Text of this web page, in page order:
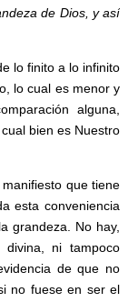
de Dios, y así
lo finito a lo infinito
lo cual es menor y
alguna,
bien es Nuestro
que tiene
esta conveniencia
grandeza. No hay,
divina, ni tampoco
de que no
no fuese en ser el